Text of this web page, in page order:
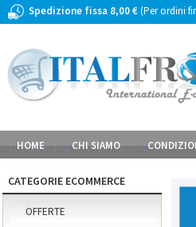
Spedizione fissa 8,00 €(Per ordini
HOME CHI SIAMO
CATEGORIE ECOMMERCE
OFFERTE